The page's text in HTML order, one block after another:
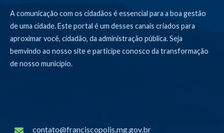
A comunicação com os cidadãos é essencial para a boa gestão
de uma cidade. Este portal é um desses canais criados para
aproximar você, cidadão, da administração pública. Seja
bemvindo ao nosso site e participe conosco da transformação
de nosso município.
contato@franciscopolis.mg.gov.br